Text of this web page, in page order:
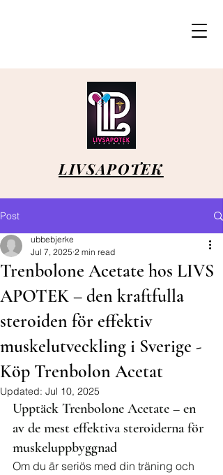
LIVSAPOTEK
Post
Trenbolone Acetate hos LIVS
APOTEK – den kraftfulla
steroiden för effektiv
muskelutveckling i Sverige -
Köp Trenbolon Acetat
ubbebjerke
Jul 7, 2025 2 min read
Updated: Jul 10, 2025
Upptäck Trenbolone Acetate – en
av de mest effektiva steroiderna för
muskeluppbyggnad
Om du är seriös med din träning och